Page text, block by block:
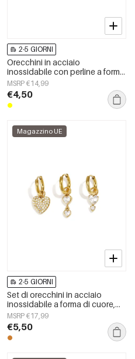
2-5 GIORNI
Orecchini in acciaio
inossidabile con perline a forma
di animale, carini e semplici,
della serie Daily Simple, gioielli
da donna.
MSRP €14,99
€4,50
Magazzino UE
2-5 GIORNI
Set di orecchini in acciaio
inossidabile a forma di cuore,
serie Simple, gioielli da donna.
MSRP €17,99
€5,50